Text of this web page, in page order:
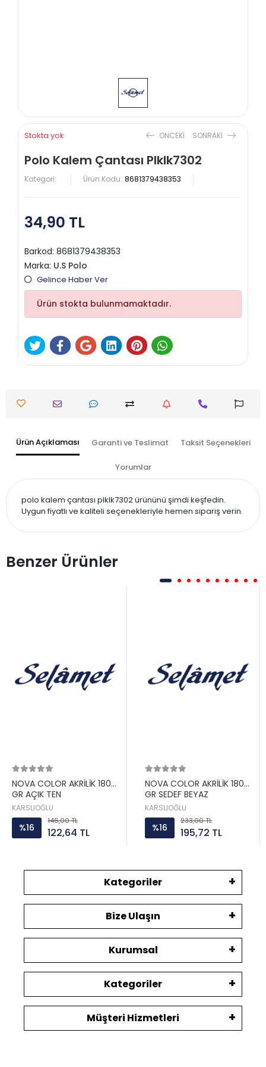
Stokta yok ONCEKI SONRAKI
Polo Kalem Çantası Plklk7302
Kategori: Ürün Kodu: 8681379438353
34,90 TL
Barkod: 8681379438353
Marka: U.S Polo
Gelince Haber Ver
Ürün stokta bulunmamaktadır.
Ürün Açıklaması Garanti ve Teslimat Taksit Seçenekleri
Yorumlar
polo kalem çantası plklk7302 ürününü şimdi keşfedin.
Uygun fiyatlı ve kaliteli seçenekleriyle hemen sipariş verin.
Benzer Ürünler
NOVA COLOR AKRİLİK 180
GR AÇIK TEN
KARSLIOĞLU
%16
146,00 TL
122,64 TL
NOVA COLOR AKRİLİK 180
GR SEDEF BEYAZ
KARSLIOĞLU
%16
233,00 TL
195,72 TL
Kategoriler
Bize Ulaşın
Kurumsal
Kategoriler
Müşteri Hizmetleri